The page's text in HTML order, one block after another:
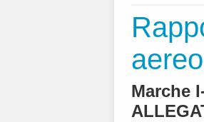
Marche